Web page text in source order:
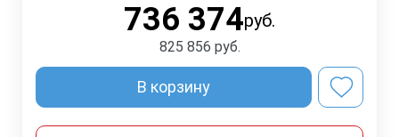
736 374руб.
825 856 руб.
В корзину